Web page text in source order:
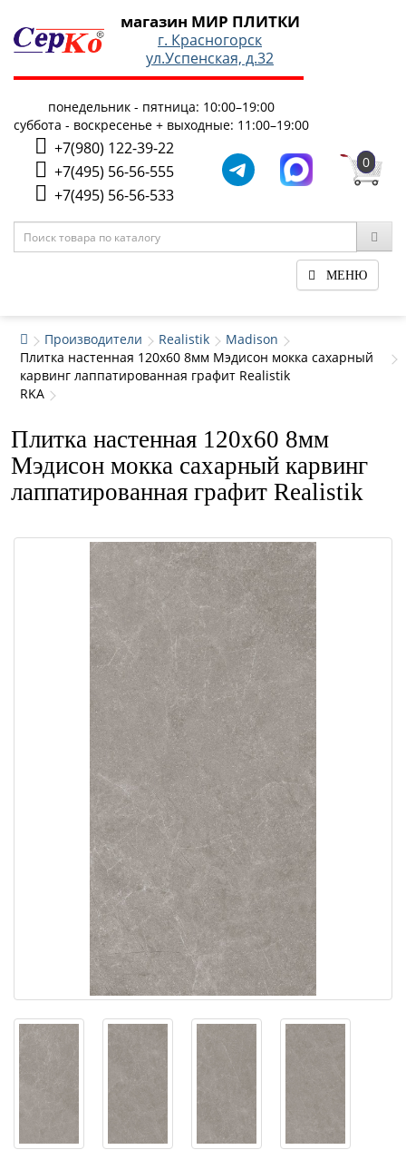
магазин МИР ПЛИТКИ
г. Красногорск
ул.Успенская, д.32
понедельник - пятница: 10:00–19:00
суббота - воскресенье + выходные: 11:00–19:00
+7(980) 122-39-22
+7(495) 56-56-555
+7(495) 56-56-533
0
МЕНЮ
Производители Realistik
Madison
Плитка настенная 120x60 8мм Мэдисон мокка сахарный
карвинг лаппатированная графит Realistik
RKA
Плитка настенная 120x60 8мм
Мэдисон мокка сахарный карвинг
лаппатированная графит Realistik